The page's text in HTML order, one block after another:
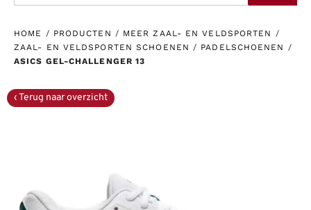
HOME / PRODUCTEN / MEER ZAAL- EN VELDSPORTEN /
ZAAL- EN VELDSPORTEN SCHOENEN / PADELSCHOENEN /
ASICS GEL-CHALLENGER 13